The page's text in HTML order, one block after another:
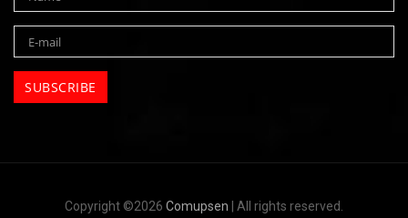
Copyright ©2026 Comupsen | All rights reserved.